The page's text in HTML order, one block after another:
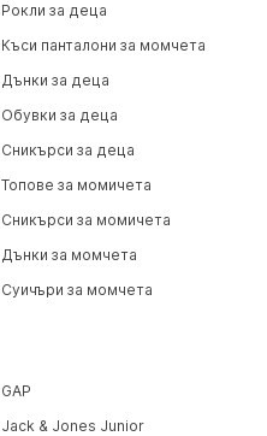
Рокли за деца
Къси панталони за момчета
Дънки за деца
Обувки за деца
Сникърси за деца
Топове за момичета
Сникърси за момичета
Дънки за момчета
Суичъри за момчета
GAP
Jack & Jones Junior